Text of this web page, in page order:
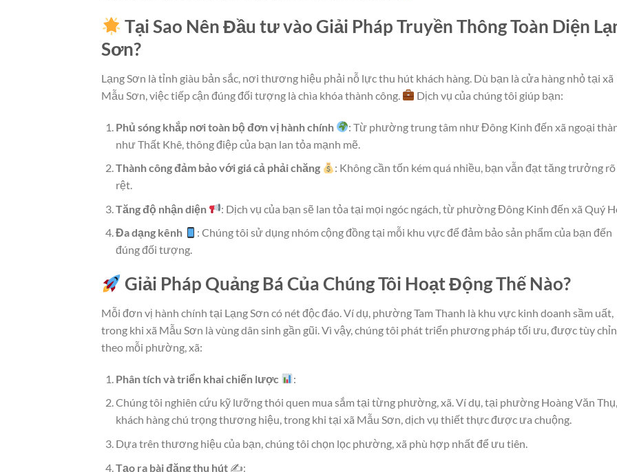
Tại Sao Nên Đầu tư vào Giải Pháp Truyền Thông Toàn Diện
Sơn?
Lạng Sơn là tỉnh giàu bản sắc, nơi thương hiệu phải nỗ lực thu hút khách hàng. Dù bạn là cửa hàng nhỏ tại xã
Mẫu Sơn, việc tiếp cận đúng đối tượng là chìa khóa thành công.
Dịch vụ của chúng tôi giúp bạn:
Phủ sóng khắp nơi toàn bộ đơn vị hành chính
: Từ phường trung tâm như Đông Kinh đến xã ngoại
như Thất Khê, thông điệp của bạn lan tỏa mạnh mẽ.
Thành công đảm bảo với giá cả phải chăng
: Không cần tốn kém quá nhiều, bạn vẫn đạt tăng trưởng rõ
rệt.
Tăng độ nhận diện
: Dịch vụ của bạn sẽ lan tỏa tại mọi ngóc ngách, từ phường Đông Kinh đến xã Quý
Đa dạng kênh
: Chúng tôi sử dụng nhóm cộng đồng tại mỗi khu vực để đảm bảo sản phẩm của bạn đến
đúng đối tượng.
Giải Pháp Quảng Bá Của Chúng Tôi Hoạt Động Thế Nào?
Mỗi đơn vị hành chính tại Lạng Sơn có nét độc đáo. Ví dụ, phường Tam Thanh là khu vực kinh doanh sầm uất,
trong khi xã Mẫu Sơn là vùng dân sinh gần gũi. Vì vậy, chúng tôi phát triển phương pháp tối ưu, được tùy
theo mỗi phường, xã:
Phân tích và triển khai chiến lược
:
Chúng tôi nghiên cứu kỹ lưỡng thói quen mua sắm tại từng phường, xã. Ví dụ, tại phường Hoàng Văn Thụ,
khách hàng chú trọng thương hiệu, trong khi tại xã Mẫu Sơn, dịch vụ thiết thực được ưa chuộng.
Dựa trên thương hiệu của bạn, chúng tôi chọn lọc phường, xã phù hợp nhất để ưu tiên.
Tạo ra bài đăng thu hút✍️: